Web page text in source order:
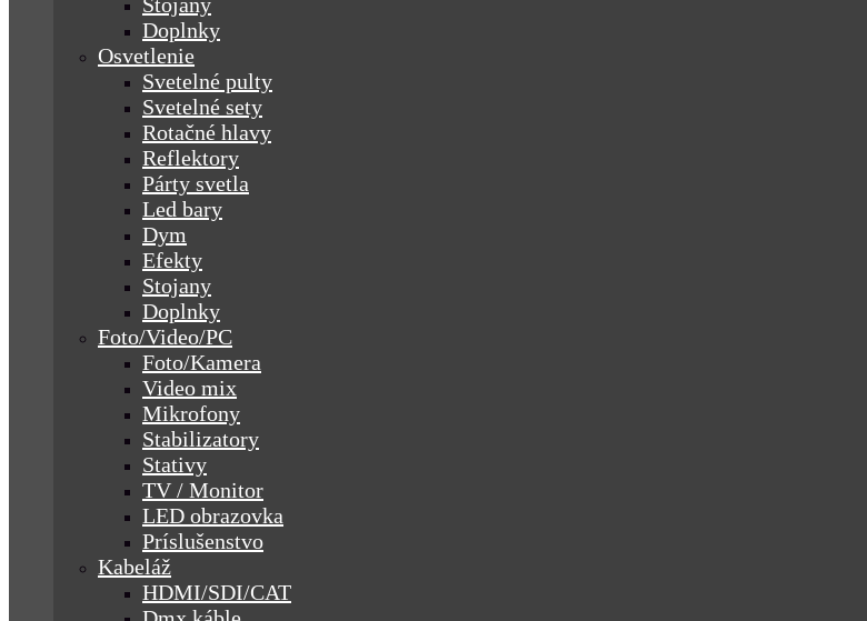
Doplnky
Osvetlenie
Svetelné pulty
Svetelné sety
Rotačné hlavy
Reflektory
Párty svetla
Led bary
Dym
Efekty
Stojany
Doplnky
Foto/Video/PC
Foto/Kamera
Video mix
Mikrofony
Stabilizatory
Stativy
TV / Monitor
LED obrazovka
Príslušenstvo
Kabeláž
HDMI/SDI/CAT